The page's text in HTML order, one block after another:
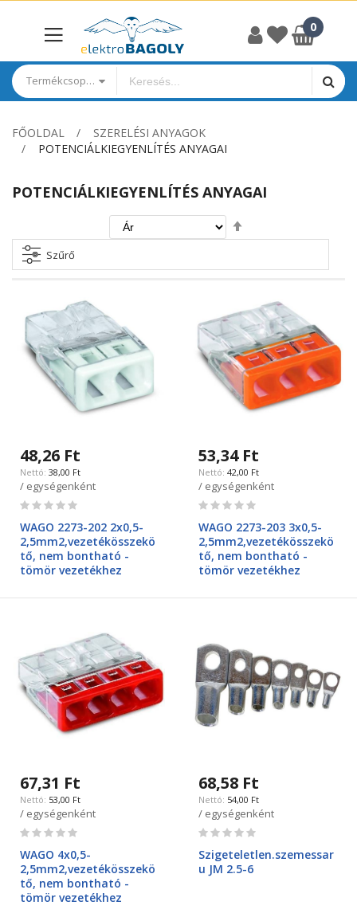
Termékcsoportok
FŐOLDAL
SZERELÉSI ANYAGOK
POTENCIÁLKIEGYENLÍTÉS ANYAGAI
POTENCIÁLKIEGYENLÍTÉS ANYAGAI
irány
Szűrő
48,26 Ft
38,00 Ft
/ egységenként
Rating:
WAGO 2273-202 2x0,5-
2,5mm2,vezetékösszekö
tő, nem bontható -
tömör vezetékhez
53,34 Ft
42,00 Ft
/ egységenként
Rating:
WAGO 2273-203 3x0,5-
2,5mm2,vezetékösszekö
tő, nem bontható -
tömör vezetékhez
67,31 Ft
53,00 Ft
/ egységenként
Rating:
WAGO 4x0,5-
2,5mm2,vezetékösszekö
tő, nem bontható -
tömör vezetékhez
68,58 Ft
54,00 Ft
/ egységenként
Rating:
Szigeteletlen.szemessar
u JM 2.5-6